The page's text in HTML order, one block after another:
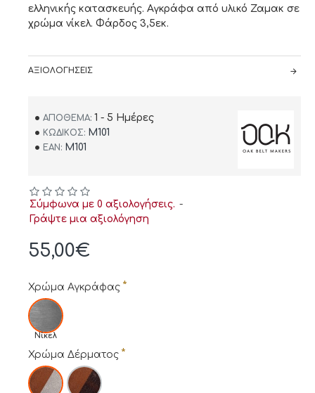
ελληνικής κατασκευής. Αγκράφα από υλικό Ζαμακ σε
χρώμα νίκελ. Φάρδος 3,5εκ.
ΑΞΙΟΛΟΓΉΣΕΙΣ
ΑΠΌΘΕΜΑ: 1 - 5 Ημέρες
ΚΩΔΙΚΌΣ: M101
EAN: M101
Σύμφωνα με 0 αξιολογήσεις. -
Γράψτε μια αξιολόγηση
55,00€
Χρώμα Αγκράφας
Νίκελ
Χρώμα Δέρματος